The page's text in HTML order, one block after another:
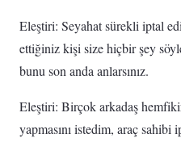
Eleştiri: Seyahat sürekli iptal
ettiğiniz kişi size hiçbir şey
bunu son anda anlarsınız.
Eleştiri: Birçok arkadaş
yapmasını istedim, araç